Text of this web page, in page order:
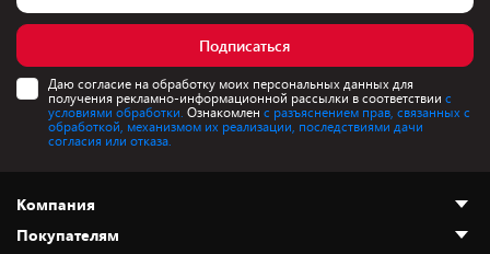
Подписаться
Даю согласие на обработку моих персональных данных для
получения рекламно-информационной рассылки в соответствии с
условиями обработки. Ознакомлен с разъяснением прав, связанных с
обработкой, механизмом их реализации, последствиями дачи
согласия или отказа.
Компания
Покупателям